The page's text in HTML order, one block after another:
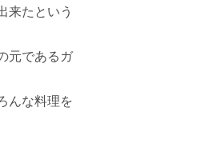
来たという
元であるガ
んな料理を